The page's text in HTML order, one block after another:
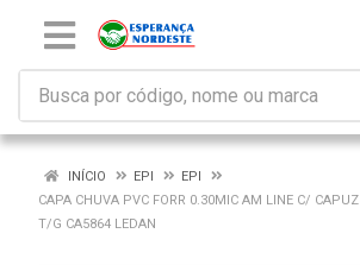
INÍCIO EPI
EPI
CAPA CHUVA PVC FORR 0.30MIC AM LINE C/ CAPUZ
T/G CA5864 LEDAN